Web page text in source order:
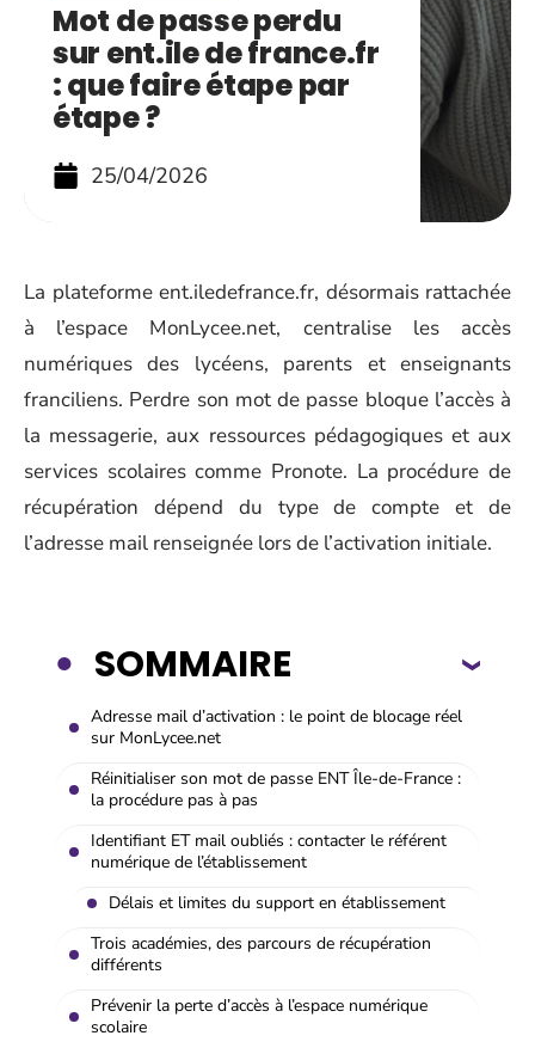
Mot de passe perdu
sur ent.ile de france.fr
: que faire étape par
étape ?
25/04/2026
La plateforme ent.iledefrance.fr, désormais rattachée
à l’espace MonLycee.net, centralise les accès
numériques des lycéens, parents et enseignants
franciliens. Perdre son mot de passe bloque l’accès à
la messagerie, aux ressources pédagogiques et aux
services scolaires comme Pronote. La procédure de
récupération dépend du type de compte et de
l’adresse mail renseignée lors de l’activation initiale.
SOMMAIRE
Adresse mail d’activation : le point de blocage réel
sur MonLycee.net
Réinitialiser son mot de passe ENT Île-de-France :
la procédure pas à pas
Identifiant ET mail oubliés : contacter le référent
numérique de l’établissement
Délais et limites du support en établissement
Trois académies, des parcours de récupération
différents
Prévenir la perte d’accès à l’espace numérique
scolaire